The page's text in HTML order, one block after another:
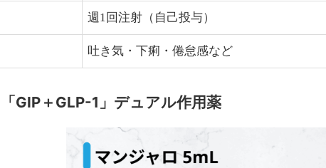
週1回注射（自己投与）
吐き気・下痢・倦怠感など
GIP＋GLP-1」デュアル作用薬